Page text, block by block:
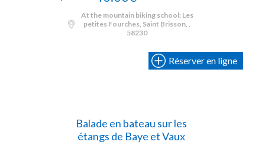
At the mountain biking school: Les
petites Fourches, Saint Brisson, ,
58230
Réserver en ligne
Balade en bateau sur les
étangs de Baye et Vaux